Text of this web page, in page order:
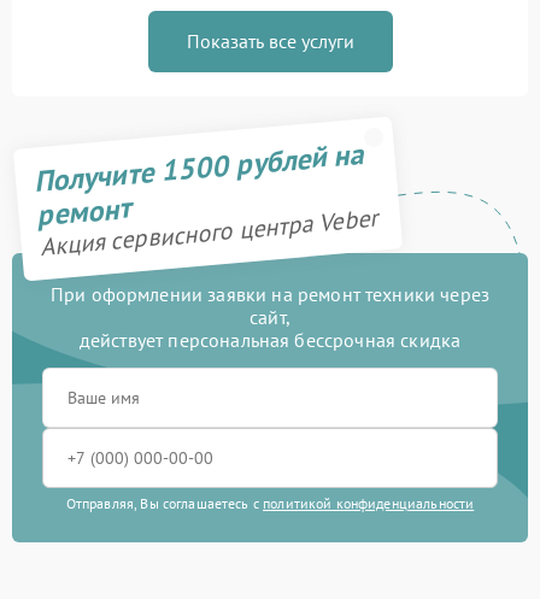
Показать все услуги
Получите 1500 рублей на
ремонт
Акция сервисного центра Veber
При оформлении заявки на ремонт техники через
сайт,
действует персональная бессрочная скидка
Отправляя, Вы соглашаетесь с политикой конфиденциальности